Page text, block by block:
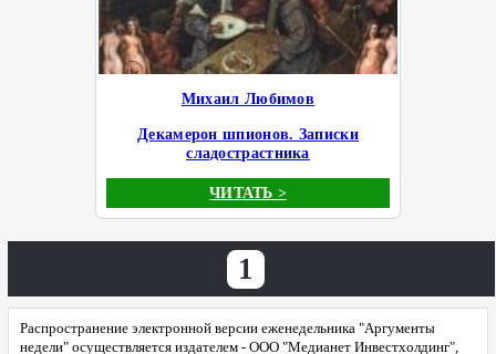
Михаил Любимов
Декамерон шпионов. Записки
сладострастника
ЧИТАТЬ >
1
Распространение электронной версии еженедельника "Аргументы
недели" осуществляется издателем - ООО "Медианет Инвестхолдинг",